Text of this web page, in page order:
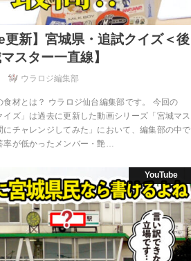
更新】宮城県・追試クイズ＜後
スター一直線】
ウラロジ編集部
食材とは？ ウラロジ仙台編集部です。 今回の
イズ」は過去に更新した動画シリーズ「宮城マス
にチャレンジしてみた」において、編集部の中で
率が低かったメンバー・艶…
YouTube